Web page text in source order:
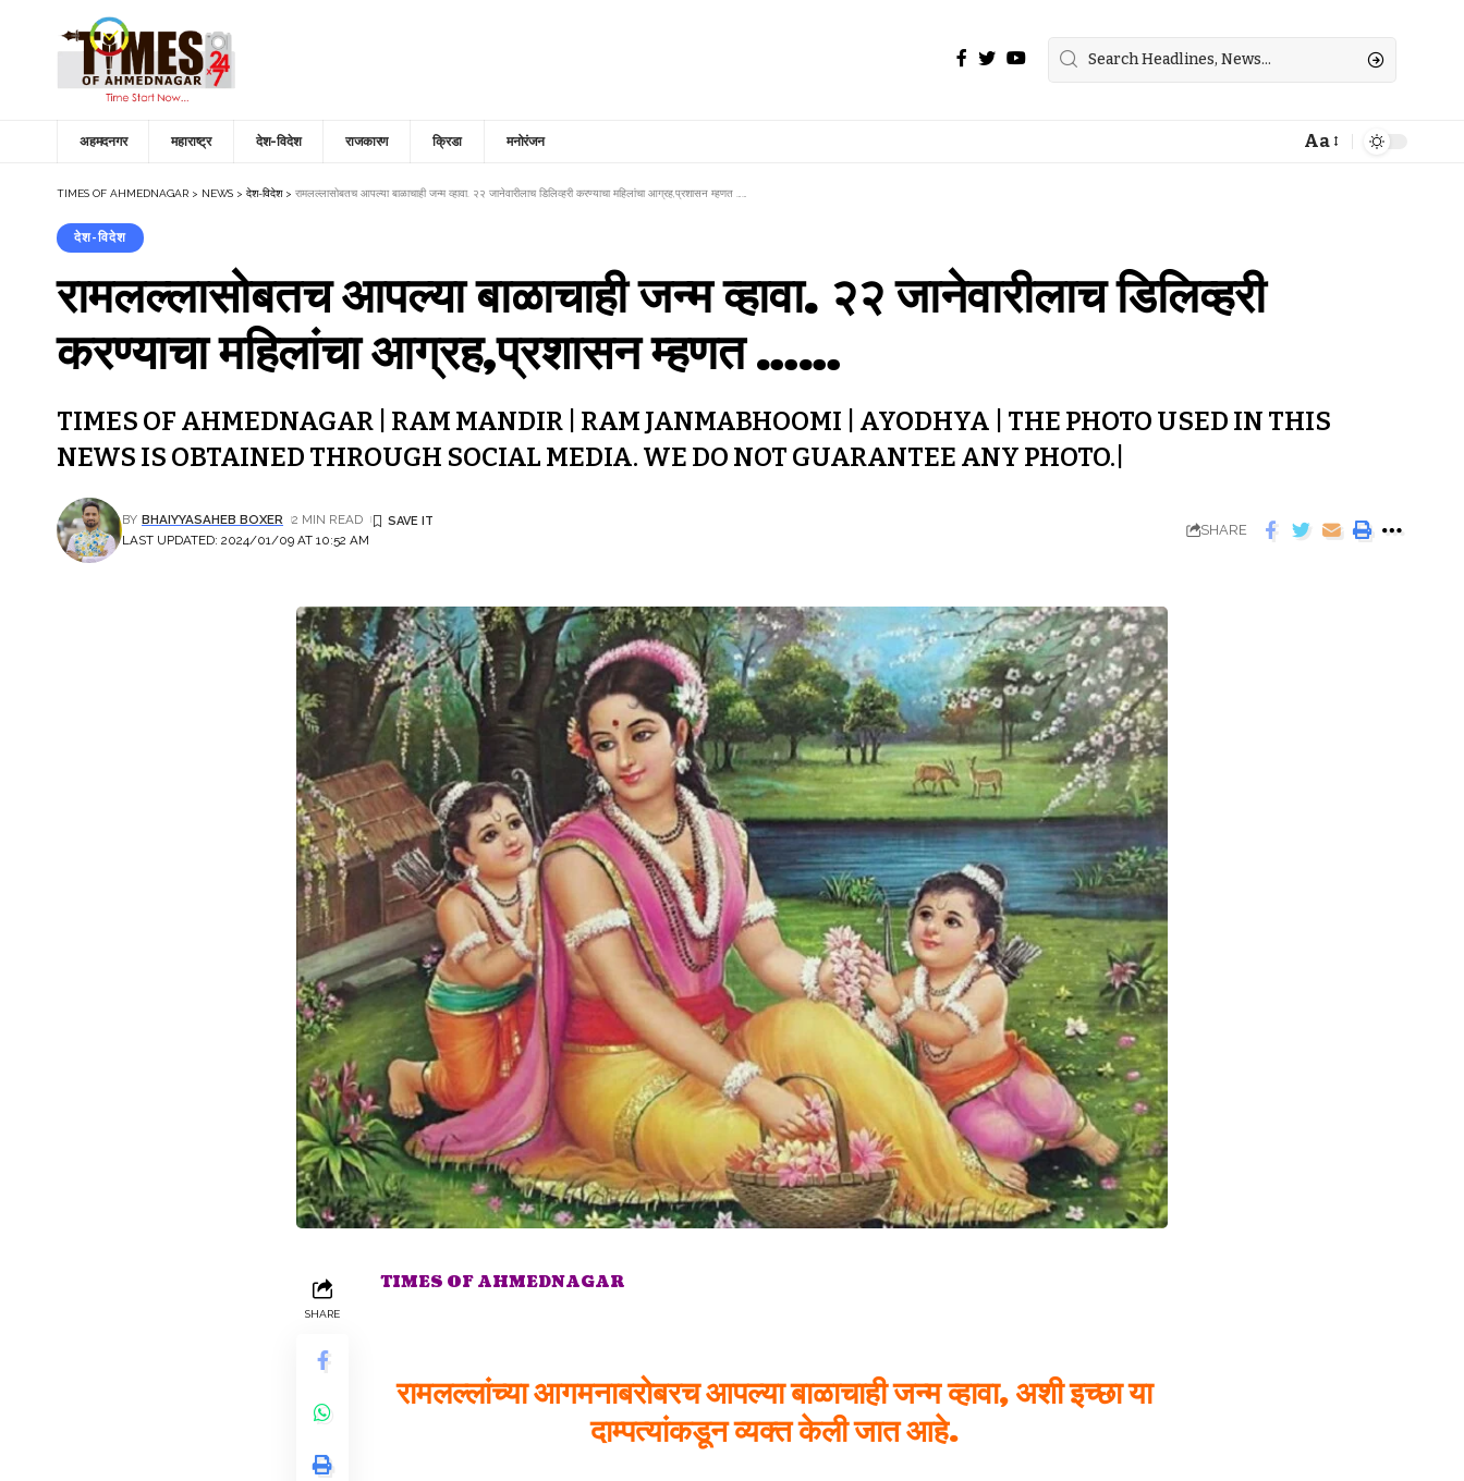
अहमदनगर महाराष्ट्र देश-विदेश राजकारण क्रिडा मनोरंजन Aa
TIMES OF AHMEDNAGAR > NEWS > देश-विदेश> रामलल्लासोबतच आपल्या बाळाचाही जन्म व्हावा. २२ जानेवारीलाच डिलिव्हरी करण्याचा महिलांचा आग्रह,प्रशासन म्हणत ……
देश-विदेश
रामलल्लासोबतच आपल्या बाळाचाही जन्म व्हावा. २२ जानेवारीलाच डिलिव्हरी
करण्याचा महिलांचा आग्रह,प्रशासन म्हणत ……
TIMES OF AHMEDNAGAR | RAM MANDIR | RAM JANMABHOOMI | AYODHYA | THE PHOTO USED IN THIS
NEWS IS OBTAINED THROUGH SOCIAL MEDIA. WE DO NOT GUARANTEE ANY PHOTO.|
LAST UPDATED: 2024/01/09 AT 10:52 AM
BY BHAIYYASAHEB BOXER 2 MIN READ
SHARE
SHARE
TIMES OF AHMEDNAGAR
रामलल्लांच्या आगमनाबरोबरच आपल्या बाळाचाही जन्म व्हावा, अशी इच्छा या
दाम्पत्यांकडून व्यक्त केली जात आहे.